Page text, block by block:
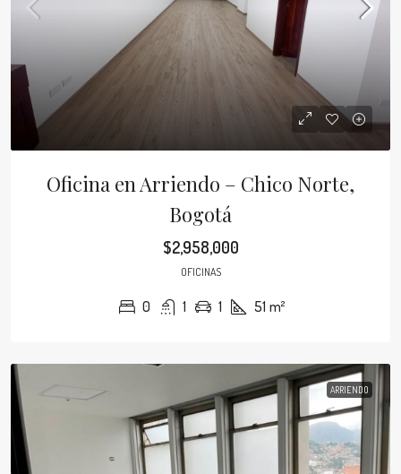
Oficina en Arriendo – Chico Norte,
Bogotá
$2,958,000
OFICINAS
0 1 1 51 m²
ARRIENDO